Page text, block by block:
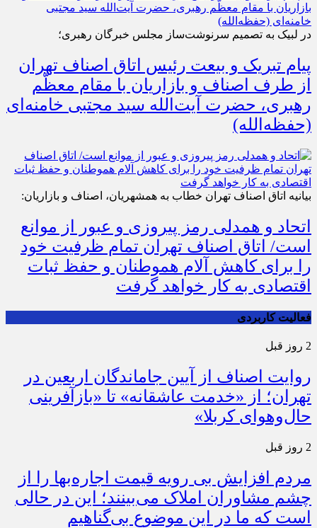
در لبیک به تصمیم سرنوشت‌ساز مجلس خبرگان رهبری؛
پیام تبریک و بیعت رئیس اتاق اصناف تهران
از طرف اصناف و بازاریان با مقام معظّم
رهبری، حضرت آیت‌الله سید مجتبی خامنه‌ای
(حفظه‌الله)
بیانیه اتاق اصناف تهران خطاب به همشهریان، اصناف و بازاریان:
اتحاد و همدلی رمز پیروزی و عبور از موانع
است/ اتاق اصناف تهران تمام ظرفیت خود
را برای کاهش آلام هموطنان و حفظ ثبات
اقتصادی به کار خواهد گرفت
فعالیت کاربردی
2 روز قبل
روایت اصناف از آیین جاماندگان اربعین در
تهران؛ از «خدمت عاشقانه» تا «بازآفرینی
حال‌وهوای کربلا»
2 روز قبل
مردم افزایش بی رویه قیمت اجاره‌بها را از
چشم مشاوران املاک می‌بینند؛ این در حالی
است که ما در این موضوع بی‌گناهیم